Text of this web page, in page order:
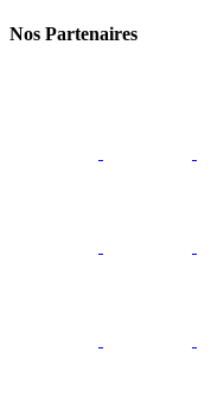
Nos Partenaires